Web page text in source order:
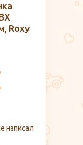
Roxy
написал